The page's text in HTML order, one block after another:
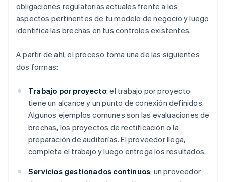
obligaciones regulatorias actuales frente a los
aspectos pertinentes de tu modelo de negocio y luego
identifica las brechas en tus controles existentes.
A partir de ahí, el proceso toma una de las siguientes
dos formas:
Trabajo por proyecto: el trabajo por proyecto
tiene un alcance y un punto de conexión definidos.
Algunos ejemplos comunes son las evaluaciones de
brechas, los proyectos de rectificación o la
preparación de auditorías. El proveedor llega,
completa el trabajo y luego entrega los resultados.
Servicios gestionados continuos: un proveedor